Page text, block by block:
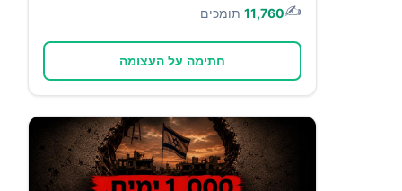
✍️
11,760 תומכים
חתימה על העצומה